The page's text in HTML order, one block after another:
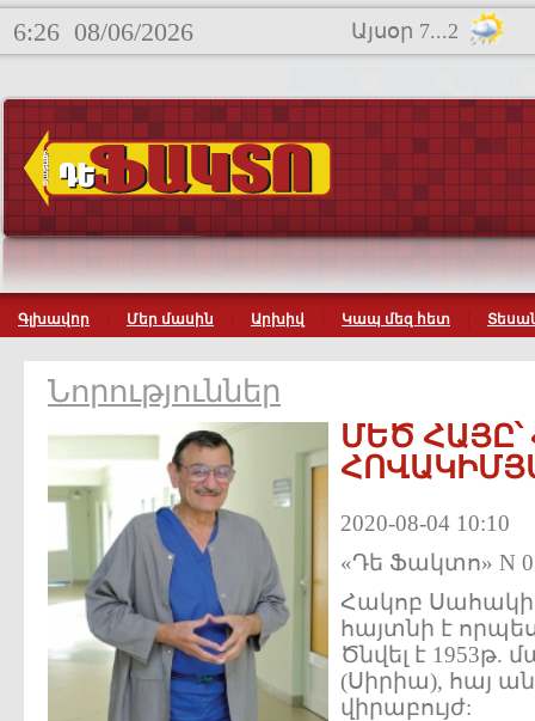
6:26 08/06/2026 Այսօր 7...2
Գլխավոր Մեր մասին Արխիվ Կապ մեզ հետ
Նորություններ
ՄԵԾ ՀԱՅԸ՝
2020-08-04 10:10
«Դե Ֆակտո» N
Հակոբ Սահակի
հայտնի է
Ծնվել է 1953թ.
(Սիրիա), հայ
վիրաբույժ: